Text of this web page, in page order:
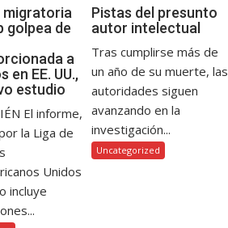
migratoria
golpea de
a
en EE. UU.,
estudio
El informe,
la Liga de
Unidos
incluye
Pistas del presunto
autor intelectual
Tras cumplirse más de
un año de su muerte, las
autoridades siguen
avanzando en la
investigación...
Uncategorized